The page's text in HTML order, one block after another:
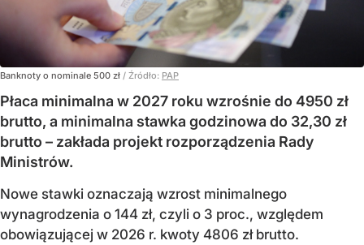
Banknoty o nominale 500 zł / Źródło: PAP
Płaca minimalna w 2027 roku wzrośnie do 4950 zł
brutto, a minimalna stawka godzinowa do 32,30 zł
brutto – zakłada projekt rozporządzenia Rady
Ministrów.
Nowe stawki oznaczają wzrost minimalnego
wynagrodzenia o 144 zł, czyli o 3 proc., względem
obowiązującej w 2026 r. kwoty 4806 zł brutto.